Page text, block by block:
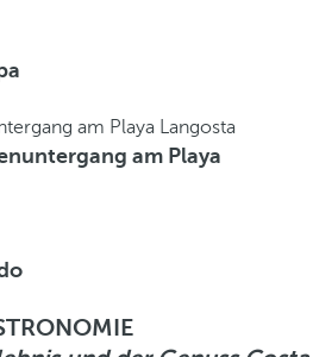
am Playa Langosta
am Playa